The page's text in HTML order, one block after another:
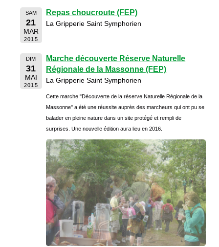
SAM
21
MAR
2015
Repas choucroute (FEP)
La Gripperie Saint Symphorien
DIM
31
MAI
2015
Marche découverte Réserve Naturelle
Régionale de la Massonne (FEP)
La Gripperie Saint Symphorien
Cette marche "Découverte de la réserve Naturelle Régionale de la
Massonne" a été une réussite auprès des marcheurs qui ont pu se
balader en pleine nature dans un site protégé et rempli de
surprises. Une nouvelle édition aura lieu en 2016.